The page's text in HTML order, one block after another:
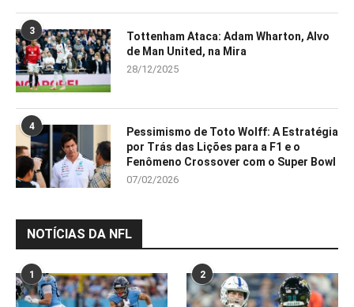
3
Tottenham Ataca: Adam Wharton, Alvo
de Man United, na Mira
28/12/2025
4
Pessimismo de Toto Wolff: A Estratégia
por Trás das Lições para a F1 e o
Fenômeno Crossover com o Super Bowl
07/02/2026
NOTÍCIAS DA NFL
1 2